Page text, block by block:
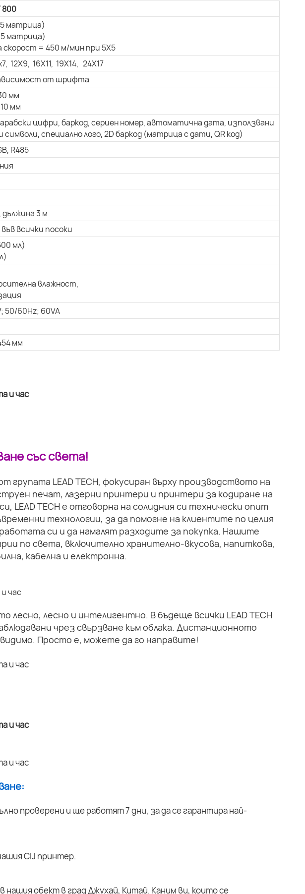
800
матрица)
матрица)
скорост = 450 м/мин при 5X5
12X9, 16X11, 19X14, 24X17
от шрифта
мм
мм
цифри, баркод, сериен номер, автоматична дата, използвани
символи, специално лого, 2D баркод (матрица с дати, QR код)
R485
3 м
всички посоки
мл)
влажност,
50/60Hz; 60VA
мм
със света!
групата LEAD TECH, фокусиран върху производството на
печат, лазерни принтери и принтери за кодиране на
LEAD TECH е отговорна на солидния си технически опит
технологии, за да помогне на клиентите по целия
си и да намалят разходите за покупка. Нашите
по света, включително хранително-вкусова, напиткова,
кабелна и електронна.
лесно, лесно и интелигентно. В бъдеще всички LEAD TECH
чрез свързване към облака. Дистанционното
Просто е, можете да го направите!
проверени и ще работят 7 дни, за да се гарантира най-
CIJ принтер.
нашия обект в град Джухай, Китай. Каним ви, които се